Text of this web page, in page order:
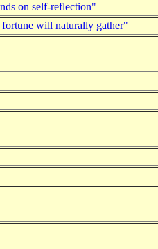
on self-reflection"
will naturally gather"